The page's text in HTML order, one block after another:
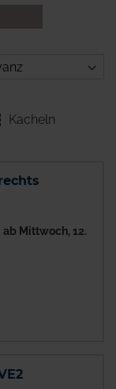
Kacheln
ab Mittwoch, 12.